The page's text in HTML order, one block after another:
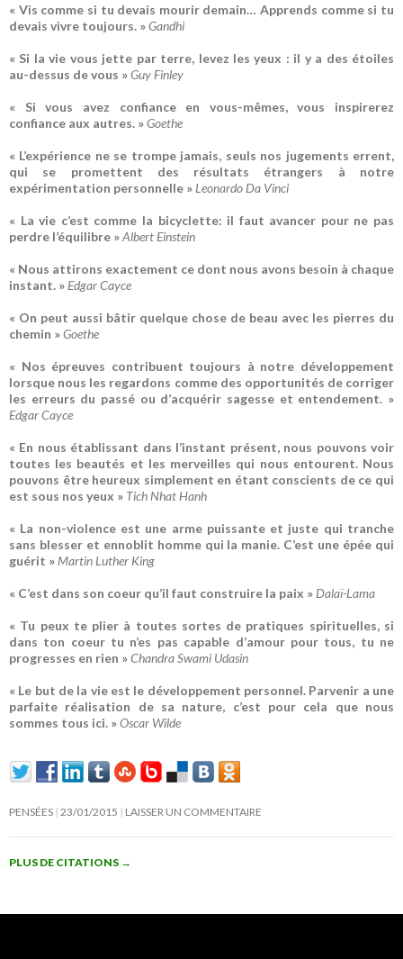
« Vis comme si tu devais mourir demain… Apprends comme si tu
devais vivre toujours. »Gandhi
« Si la vie vous jette par terre, levez les yeux : il y a des étoiles
au-dessus de vous »Guy Finley
« Si vous avez confiance en vous-mêmes, vous inspirerez
confiance aux autres. »Goethe
« L’expérience ne se trompe jamais, seuls nos jugements errent,
qui se promettent des résultats étrangers à notre
expérimentation personnelle » Leonardo Da Vinci
« La vie c’est comme la bicyclette: il faut avancer pour ne pas
perdre l’équilibre »Albert Einstein
« Nous attirons exactement ce dont nous avons besoin à chaque
instant. » Edgar Cayce
« On peut aussi bâtir quelque chose de beau avec les pierres du
chemin »Goethe
« Nos épreuves contribuent toujours à notre développement
lorsque nous les regardons comme des opportunités de corriger
les erreurs du passé ou d’acquérir sagesse et entendement. »
Edgar Cayce
« En nous établissant dans l’instant présent, nous pouvons voir
toutes les beautés et les merveilles qui nous entourent. Nous
pouvons être heureux simplement en étant conscients de ce qui
est sous nos yeux » Tich Nhat Hanh
« La non-violence est une arme puissante et juste qui tranche
sans blesser et ennoblit homme qui la manie. C’est une épée qui
guérit » Martin Luther King
« C’est dans son coeur qu’il faut construire la paix » Dalaï-Lama
« Tu peux te plier à toutes sortes de pratiques spirituelles, si
dans ton coeur tu n’es pas capable d’amour pour tous, tu ne
progresses en rien »Chandra Swami Udasin
« Le but de la vie est le développement personnel. Parvenir a une
parfaite réalisation de sa nature, c’est pour cela que nous
sommes tous ici. »Oscar Wilde
PENSÉES 23/01/2015 LAISSER UN COMMENTAIRE
PLUS DE CITATIONS →